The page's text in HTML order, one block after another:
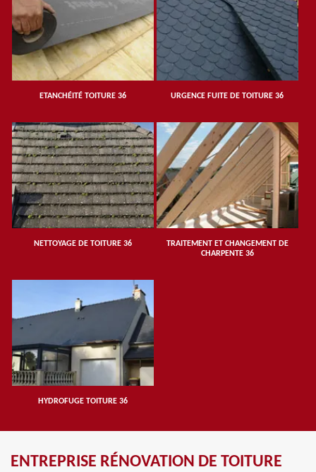
ETANCHÉITÉ TOITURE 36 URGENCE FUITE DE TOITURE 36
NETTOYAGE DE TOITURE 36
TRAITEMENT ET CHANGEMENT DE
CHARPENTE 36
HYDROFUGE TOITURE 36
ENTREPRISE RÉNOVATION DE TOITURE